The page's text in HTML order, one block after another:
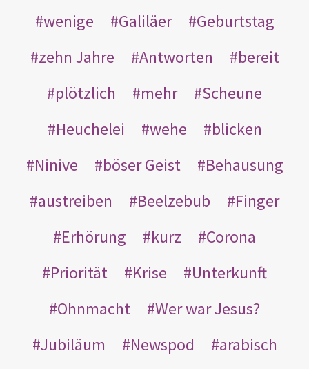
wenige Galiläer
Geburtstag
zehn Jahre
Antworten
bereit
plötzlich
mehr
Scheune
Heuchelei
wehe
blicken
Ninive
böser Geist
Behausung
austreiben
Beelzebub
Finger
Erhörung
kurz
Corona
Priorität
Krise
Unterkunft
Ohnmacht
Wer war Jesus?
Jubiläum
Newspod
arabisch